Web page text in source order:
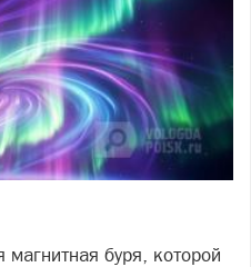
буря, которой